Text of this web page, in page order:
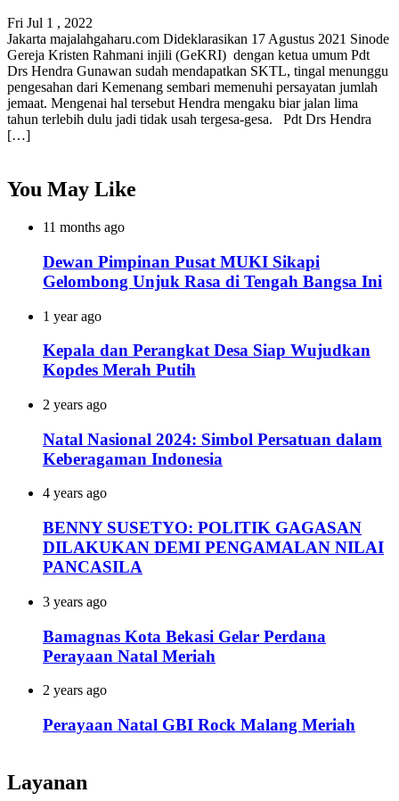
Fri Jul 1 , 2022
Jakarta majalahgaharu.com Dideklarasikan 17 Agustus 2021 Sinode
Gereja Kristen Rahmani injili (GeKRI) dengan ketua umum Pdt
Drs Hendra Gunawan sudah mendapatkan SKTL, tingal menunggu
pengesahan dari Kemenang sembari memenuhi persayatan jumlah
jemaat. Mengenai hal tersebut Hendra mengaku biar jalan lima
tahun terlebih dulu jadi tidak usah tergesa-gesa. Pdt Drs Hendra
[…]
You May Like
11 months ago
Dewan Pimpinan Pusat MUKI Sikapi
Gelombong Unjuk Rasa di Tengah Bangsa Ini
1 year ago
Kepala dan Perangkat Desa Siap Wujudkan
Kopdes Merah Putih
2 years ago
Natal Nasional 2024: Simbol Persatuan dalam
Keberagaman Indonesia
4 years ago
BENNY SUSETYO: POLITIK GAGASAN
DILAKUKAN DEMI PENGAMALAN NILAI
PANCASILA
3 years ago
Bamagnas Kota Bekasi Gelar Perdana
Perayaan Natal Meriah
2 years ago
Perayaan Natal GBI Rock Malang Meriah
Layanan